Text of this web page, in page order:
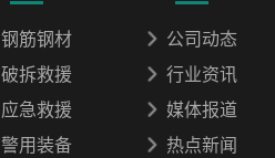
钢筋钢材
破拆救援
应急救援
警用装备
公司动态
行业资讯
媒体报道
热点新闻